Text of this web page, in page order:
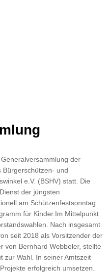
der
Bürgerschützen- und
e.V. (BSHV) statt. Die
der jüngsten
am Schützenfestsonntag
für Kinder.Im Mittelpunkt
Nach insgesamt
seit 2018 als Vorsitzender der
von Bernhard Webbeler, stellte
zur Wahl. In seiner Amtszeit
erfolgreich umsetzen.